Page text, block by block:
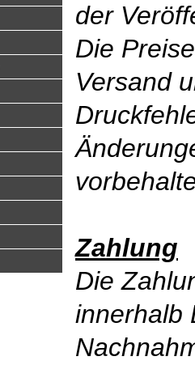
der
Die
Versand
Zahlung
Die
innerhalb